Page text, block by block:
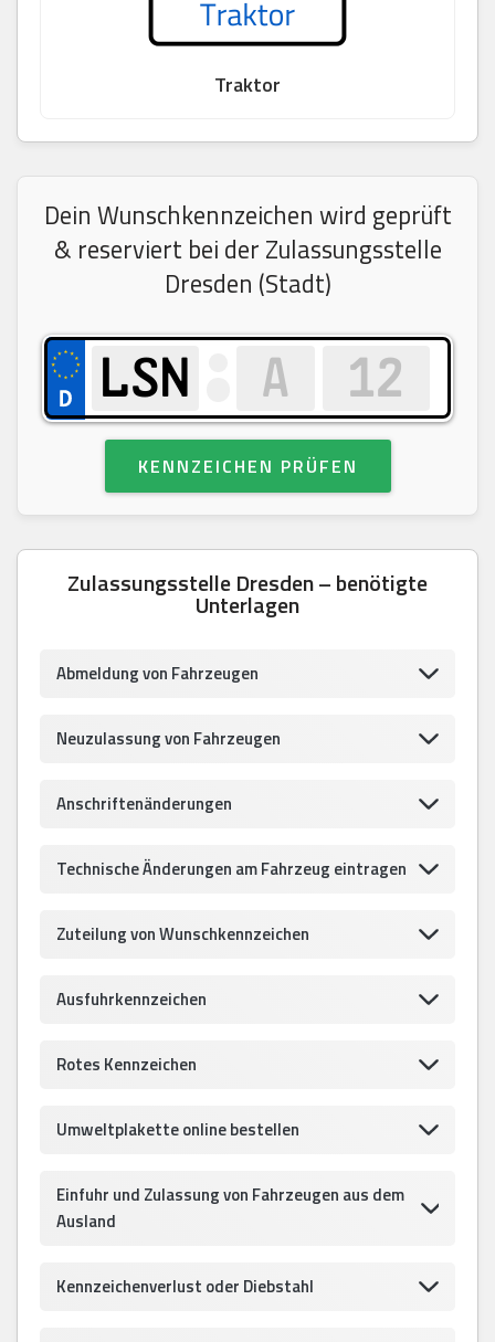
Traktor
Dein Wunschkennzeichen wird geprüft
& reserviert bei der Zulassungsstelle
Dresden (Stadt)
KENNZEICHEN PRÜFEN
Zulassungsstelle Dresden – benötigte
Unterlagen
Abmeldung von Fahrzeugen
Neuzulassung von Fahrzeugen
Anschriftenänderungen
Technische Änderungen am Fahrzeug eintragen
Zuteilung von Wunschkennzeichen
Ausfuhrkennzeichen
Rotes Kennzeichen
Umweltplakette online bestellen
Einfuhr und Zulassung von Fahrzeugen aus dem
Ausland
Kennzeichenverlust oder Diebstahl